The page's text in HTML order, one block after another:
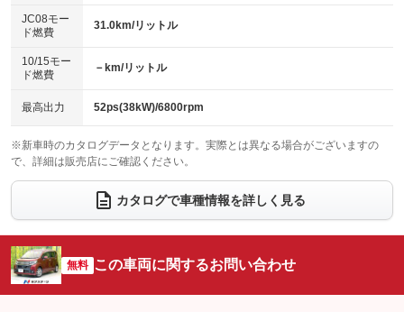
電動格納ミラー
：装備あり
ローダウン
：装備なし
ベンチシート
：装備あり
チップアップシート
：装備なし
電動格納サードシート
：装備なし シートヒーター
：装備なし
ウォークスルー
電動リアゲート フロントカメラ
：装備なし
シートエアコン
：装備なし 全周囲カメラ
：装備なし
サイドカメラ
：装備なし ルーフレール
：装備なし
エアサスペンション ヘッドライトウォッシャー
JC08モー
ド燃費
31.0km/リットル
10/15モー
ド燃費
－km/リットル
最高出力 52ps(38kW)/6800rpm
※新車時のカタログデータとなります。実際とは異なる場合がございますの
で、詳細は販売店にご確認ください。
カタログで車種情報を詳しく見る
無料 この車両に関するお問い合わせ